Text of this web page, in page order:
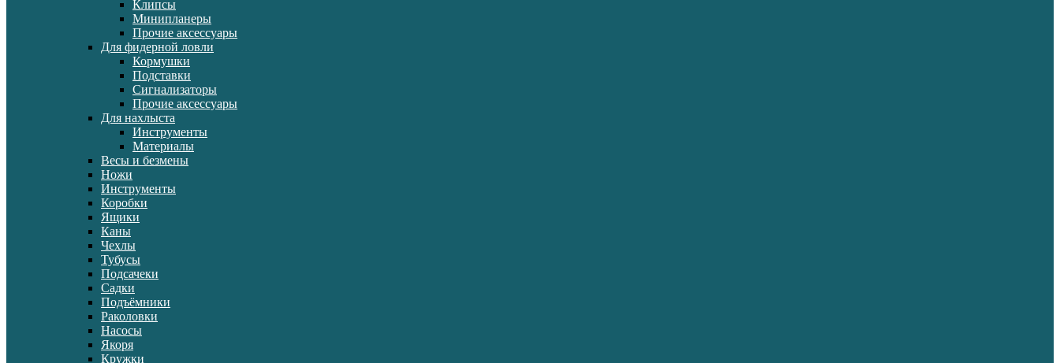
Клипсы
Минипланеры
Прочие аксессуары
Для фидерной ловли
Кормушки
Подставки
Сигнализаторы
Прочие аксессуары
Для нахлыста
Инструменты
Материалы
Весы и безмены
Ножи
Инструменты
Коробки
Ящики
Каны
Чехлы
Тубусы
Подсачеки
Садки
Подъёмники
Раколовки
Насосы
Якоря
Кружки